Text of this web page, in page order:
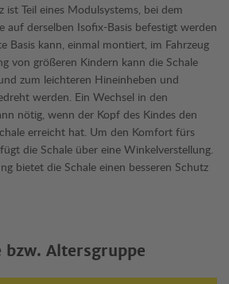
ist Teil eines Modulsystems, bei dem
auf derselben Isofix-Basis befestigt werden
Basis kann, einmal montiert, im Fahrzeug
von größeren Kindern kann die Schale
zum leichteren Hineinheben und
werden. Ein Wechsel in den
nötig, wenn der Kopf des Kindes den
erreicht hat. Um den Komfort fürs
die Schale über eine Winkelverstellung.
bietet die Schale einen besseren Schutz
bzw. Altersgruppe